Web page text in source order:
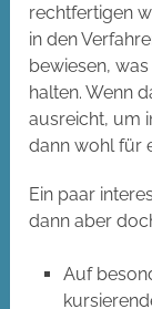
rechtfertigen
in den
bewiesen,
halten. Wenn
ausreicht, um
dann wohl für
Ein paar
dann aber
Auf